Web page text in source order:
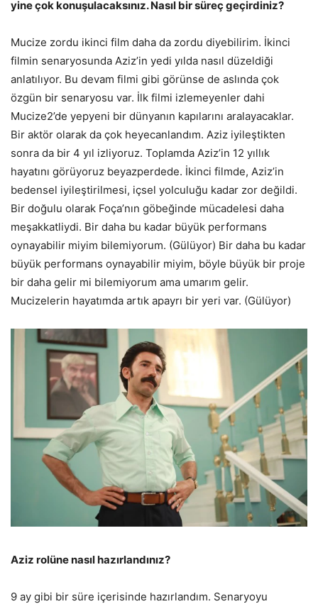
yine çok konuşulacaksınız. Nasıl bir süreç geçirdiniz?
Mucize zordu ikinci film daha da zordu diyebilirim. İkinci
filmin senaryosunda Aziz’in yedi yılda nasıl düzeldiği
anlatılıyor. Bu devam filmi gibi görünse de aslında çok
özgün bir senaryosu var. İlk filmi izlemeyenler dahi
Mucize2’de yepyeni bir dünyanın kapılarını aralayacaklar.
Bir aktör olarak da çok heyecanlandım. Aziz iyileştikten
sonra da bir 4 yıl izliyoruz. Toplamda Aziz’in 12 yıllık
hayatını görüyoruz beyazperdede. İkinci filmde, Aziz’in
bedensel iyileştirilmesi, içsel yolculuğu kadar zor değildi.
Bir doğulu olarak Foça’nın göbeğinde mücadelesi daha
meşakkatliydi. Bir daha bu kadar büyük performans
oynayabilir miyim bilemiyorum. (Gülüyor) Bir daha bu kadar
büyük performans oynayabilir miyim, böyle büyük bir proje
bir daha gelir mi bilemiyorum ama umarım gelir.
Mucizelerin hayatımda artık apayrı bir yeri var. (Gülüyor)
Aziz rolüne nasıl hazırlandınız?
9 ay gibi bir süre içerisinde hazırlandım. Senaryoyu